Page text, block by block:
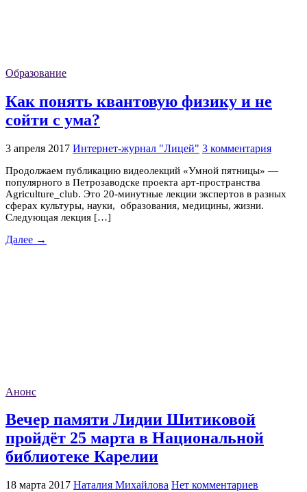
Образование
Как понять квантовую физику и не
сойти с ума?
3 апреля 2017 Интернет-журнал "Лицей" 3 комментария
Продолжаем публикацию видеолекций «Умной пятницы» —
популярного в Петрозаводске проекта арт-пространства
Agriculture_club. Это 20-минутные лекции экспертов в разных
сферах культуры, науки, образования, медицины, жизни.
Следующая лекция […]
Далее →
Анонс
Вечер памяти Лидии Шитиковой
пройдёт 25 марта в Национальной
библиотеке Карелии
18 марта 2017 Наталия Михайлова Нет комментариев